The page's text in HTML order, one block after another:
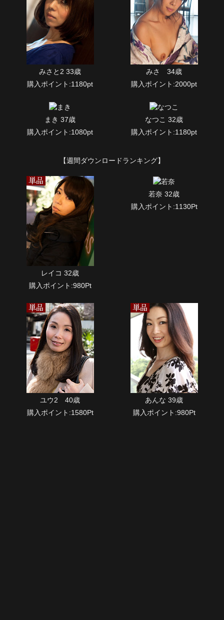
みさと2 33歳
購入ポイント:1180pt
みさ 34歳
購入ポイント:2000pt
まき 37歳
購入ポイント:1080pt
なつこ 32歳
購入ポイント:1180pt
【週間ダウンロードランキング】
レイコ 32歳
購入ポイント:980Pt
若奈 32歳
購入ポイント:1130Pt
ユウ2 40歳
購入ポイント:1580Pt
あんな 39歳
購入ポイント:980Pt